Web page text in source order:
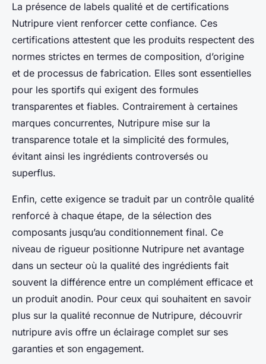
La présence de labels qualité et de certifications
Nutripure vient renforcer cette confiance. Ces
certifications attestent que les produits respectent des
normes strictes en termes de composition, d’origine
et de processus de fabrication. Elles sont essentielles
pour les sportifs qui exigent des formules
transparentes et fiables. Contrairement à certaines
marques concurrentes, Nutripure mise sur la
transparence totale et la simplicité des formules,
évitant ainsi les ingrédients controversés ou
superflus.
Enfin, cette exigence se traduit par un contrôle qualité
renforcé à chaque étape, de la sélection des
composants jusqu’au conditionnement final. Ce
niveau de rigueur positionne Nutripure net avantage
dans un secteur où la qualité des ingrédients fait
souvent la différence entre un complément efficace et
un produit anodin. Pour ceux qui souhaitent en savoir
plus sur la qualité reconnue de Nutripure, découvrir
nutripure avis offre un éclairage complet sur ses
garanties et son engagement.